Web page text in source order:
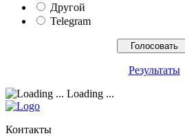
Другой
Telegram
Результаты
Loading ...
Контакты